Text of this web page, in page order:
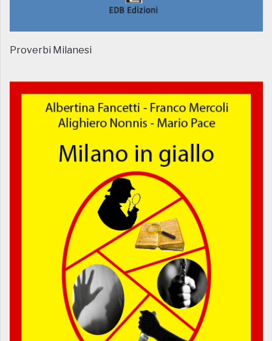
Proverbi Milanesi